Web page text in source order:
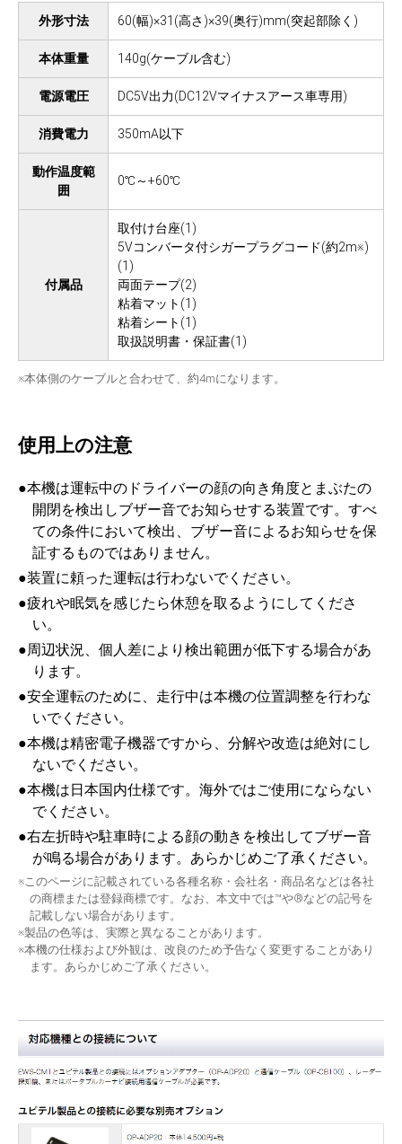
外形寸法 60(幅)×31(高さ)×39(奥行)mm(突起部除く)
本体重量 140g(ケーブル含む)
電源電圧 DC5V出力(DC12Vマイナスアース車専用)
消費電力 350mA以下
動作温度範
囲
0℃～+60℃
付属品
取付け台座(1)
5Vコンバータ付シガープラグコード(約2m※)
(1)
両面テープ(2)
粘着マット(1)
粘着シート(1)
取扱説明書・保証書(1)
※本体側のケーブルと合わせて、約4mになります。
使用上の注意
●本機は運転中のドライバーの顔の向き角度とまぶたの
開閉を検出しブザー音でお知らせする装置です。すべ
ての条件において検出、ブザー音によるお知らせを保
証するものではありません。
●装置に頼った運転は行わないでください。
●疲れや眠気を感じたら休憩を取るようにしてくださ
い。
●周辺状況、個人差により検出範囲が低下する場合があ
ります。
●安全運転のために、走行中は本機の位置調整を行わな
いでください。
●本機は精密電子機器ですから、分解や改造は絶対にし
ないでください。
●本機は日本国内仕様です。海外ではご使用にならない
でください。
●右左折時や駐車時による顔の動きを検出してブザー音
が鳴る場合があります。あらかじめご了承ください。
※このページに記載されている各種名称・会社名・商品名などは各社
の商標または登録商標です。なお、本文中では™や®などの記号を
記載しない場合があります。
※製品の色等は、実際と異なることがあります。
※本機の仕様および外観は、改良のため予告なく変更することがあり
ます。あらかじめご了承ください。